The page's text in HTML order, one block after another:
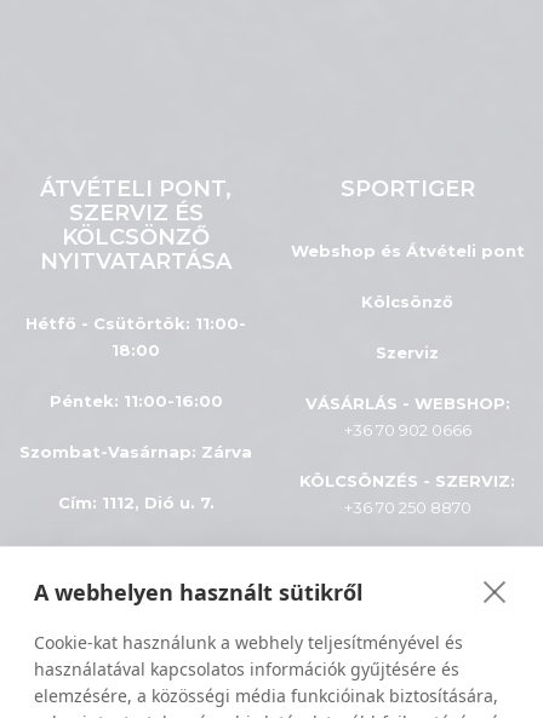
ÁTVÉTELI PONT,
SZERVIZ ÉS
KÖLCSÖNZŐ
NYITVATARTÁSA
Hétfő - Csütörtök: 11:00-
18:00
Péntek: 11:00-16:00
Szombat-Vasárnap: Zárva
Cím: 1112, Dió u. 7.
SPORTIGER
Webshop és Átvételi pont
Kölcsönző
Szerviz
VÁSÁRLÁS - WEBSHOP:
+36 70 902 0666
KÖLCSÖNZÉS - SZERVIZ:
+36 70 250 8870
Adatkezelés
Sportiger
A webhelyen használt sütikről
Cookie-kat használunk a webhely teljesítményével és
használatával kapcsolatos információk gyűjtésére és
elemzésére, a közösségi média funkcióinak biztosítására,